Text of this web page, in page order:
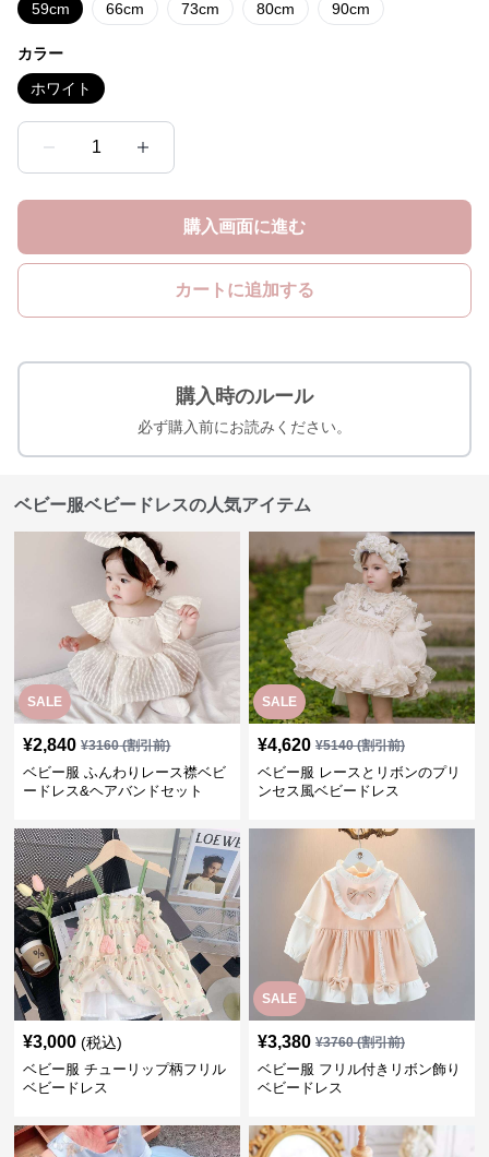
59cm 66cm 73cm 80cm 90cm
カラー
ホワイト
1
購入画面に進む
カートに追加する
購入時のルール
必ず購入前にお読みください。
ベビー服ベビードレスの人気アイテム
SALE
¥2,840 ¥3160(割引前)
ベビー服 ふんわりレース襟ベビ
ードレス&ヘアバンドセット
SALE
¥4,620 ¥5140(割引前)
ベビー服 レースとリボンのプリ
ンセス風ベビードレス
¥3,000 (税込)
ベビー服 チューリップ柄フリル
ベビードレス
SALE
¥3,380 ¥3760(割引前)
ベビー服 フリル付きリボン飾り
ベビードレス